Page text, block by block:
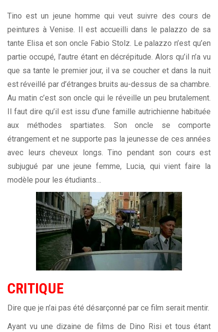
Tino est un jeune homme qui veut suivre des cours de
peintures à Venise. Il est accueilli dans le palazzo de sa
tante Elisa et son oncle Fabio Stolz. Le palazzo n’est qu’en
partie occupé, l’autre étant en décrépitude. Alors qu’il n’a vu
que sa tante le premier jour, il va se coucher et dans la nuit
est réveillé par d’étranges bruits au-dessus de sa chambre.
Au matin c’est son oncle qui le réveille un peu brutalement.
Il faut dire qu’il est issu d’une famille autrichienne habituée
aux méthodes spartiates. Son oncle se comporte
étrangement et ne supporte pas la jeunesse de ces années
avec leurs cheveux longs. Tino pendant son cours est
subjugué par une jeune femme, Lucia, qui vient faire la
modèle pour les étudiants…
CRITIQUE
Dire que je n’ai pas été désarçonné par ce film serait mentir.
Ayant vu une dizaine de films de Dino Risi et tous étant